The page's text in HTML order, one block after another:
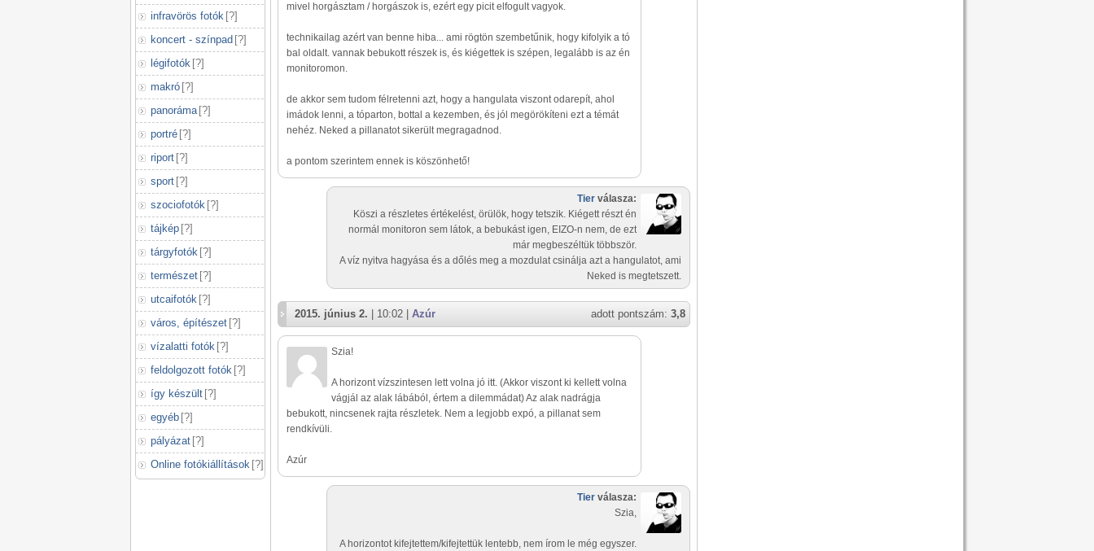
infravörös fotók [?]
koncert - színpad [?]
légifotók [?]
makró [?]
panoráma [?]
portré [?]
riport [?]
sport [?]
szociofotók [?]
tájkép [?]
tárgyfotók [?]
természet [?]
utcaifotók [?]
város, építészet [?]
vízalatti fotók [?]
feldolgozott fotók [?]
így készült [?]
egyéb [?]
pályázat [?]
Online fotókiállítások [?]
mivel horgásztam / horgászok is, ezért egy picit elfogult vagyok.
technikailag azért van benne hiba... ami rögtön szembetűnik, hogy kifolyik a tó
bal oldalt. vannak bebukott részek is, és kiégettek is szépen, legalább is az én
monitoromon.
de akkor sem tudom félretenni azt, hogy a hangulata viszont odarepít, ahol
imádok lenni, a tóparton, bottal a kezemben, és jól megörökíteni ezt a témát
nehéz. Neked a pillanatot sikerült megragadnod.
a pontom szerintem ennek is köszönhető!
Tier válasza:
Köszi a részletes értékelést, örülök, hogy tetszik. Kiégett részt én
normál monitoron sem látok, a bebukást igen, EIZO-n nem, de ezt
már megbeszéltük többször.
A víz nyitva hagyása és a dőlés meg a mozdulat csinálja azt a hangulatot, ami
Neked is megtetszett.
adott pontszám: 3,8
2015. június 2. | 10:02 | Azúr
Szia!
A horizont vízszintesen lett volna jó itt. (Akkor viszont ki kellett volna
vágjál az alak lábából, értem a dilemmádat) Az alak nadrágja
bebukott, nincsenek rajta részletek. Nem a legjobb expó, a pillanat sem
rendkívüli.
Azúr
Tier válasza:
Szia,
A horizontot kifejtettem/kifejtettük lentebb, nem írom le még egyszer.